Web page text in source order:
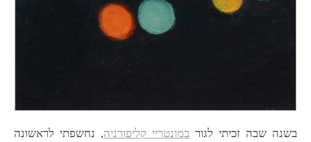
בשנה שבה זכיתי לגור במונטריי קליפורניה, נחשפתי לראשונה